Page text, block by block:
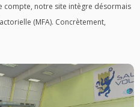
compte, notre site intègre désormais
(MFA). Concrètement,